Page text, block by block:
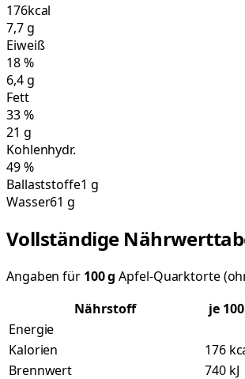
176kcal
7,7g
Eiweiß
18%
6,4g
Fett
33%
21 g
Kohlenhydr.
49%
Ballaststoffe1 g
Wasser61 g
Vollständige
Angaben für 100g Apfel-Quarktorte
Nährstoff
je 100
Energie
Kalorien
176
Brennwert
740 kJ